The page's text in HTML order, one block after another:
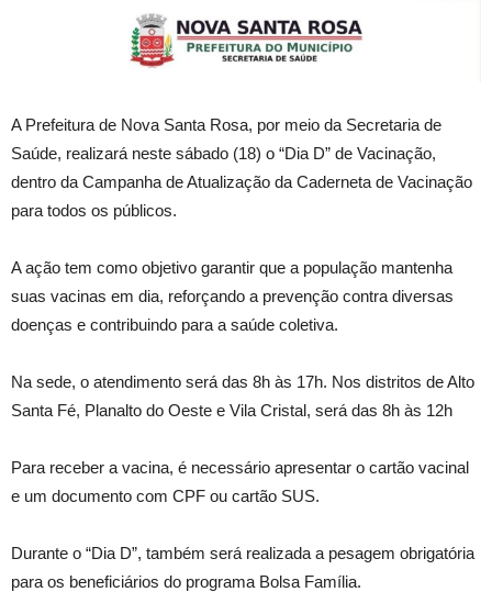
A Prefeitura de Nova Santa Rosa, por meio da Secretaria de
Saúde, realizará neste sábado (18) o “Dia D” de Vacinação,
dentro da Campanha de Atualização da Caderneta de Vacinação
para todos os públicos.
A ação tem como objetivo garantir que a população mantenha
suas vacinas em dia, reforçando a prevenção contra diversas
doenças e contribuindo para a saúde coletiva.
Na sede, o atendimento será das 8h às 17h. Nos distritos de Alto
Santa Fé, Planalto do Oeste e Vila Cristal, será das 8h às 12h
Para receber a vacina, é necessário apresentar o cartão vacinal
e um documento com CPF ou cartão SUS.
Durante o “Dia D”, também será realizada a pesagem obrigatória
para os beneficiários do programa Bolsa Família.